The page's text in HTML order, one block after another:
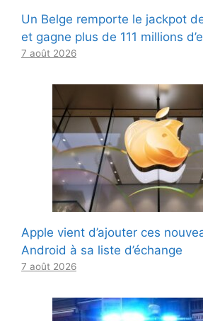
Un Belge remporte le jackpot
et gagne plus de 111 millions
7 août 2026
Apple vient d’ajouter ces
Android à sa liste d’échange
7 août 2026